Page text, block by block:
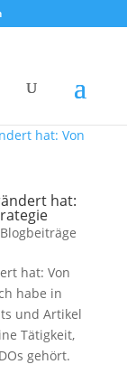
hat:
Blogbeiträge
hat: Von
habe in
und Artikel
Tätigkeit,
gehört.